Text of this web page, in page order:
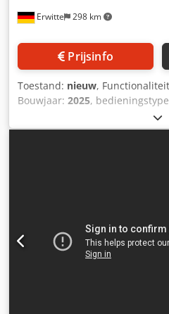
Erwitte 298 km
Prijsinfo
Toestand: nieuw,
Bouwjaar: 2025,
automatisch,
werkbreedte:1.600 mm,
(KN): 400 Buiglengte (mm):
(mm): 1320 Maximale
de schuif (mm): 180 Keeldiepte